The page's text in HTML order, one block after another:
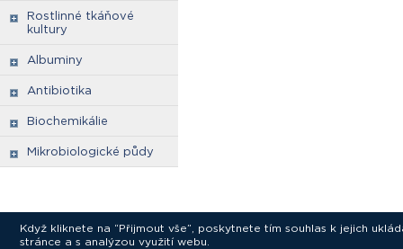
Rostlinné tkáňové
kultury
Albuminy
Antibiotika
Biochemikálie
Mikrobiologické půdy
Když kliknete na “Přijmout vše”, poskytnete tím souhlas k jejich
stránce a s analýzou využití webu.